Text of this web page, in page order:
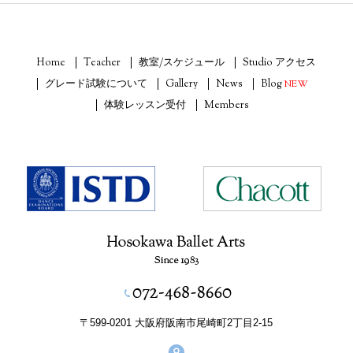
Home Teacher 教室/スケジュール
Studio アクセス
グレード試験について
Gallery News BlogNEW
体験レッスン受付
Members
〒599-0201 大阪府阪南市尾崎町2丁目2-15